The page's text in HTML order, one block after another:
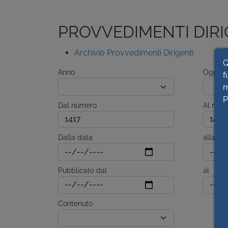
PROVVEDIMENTI
Archivio Provvedimenti Dirigenti
Anno
Dal numero Al
Dalla data alla
Pubblicato dal al
Contenuto